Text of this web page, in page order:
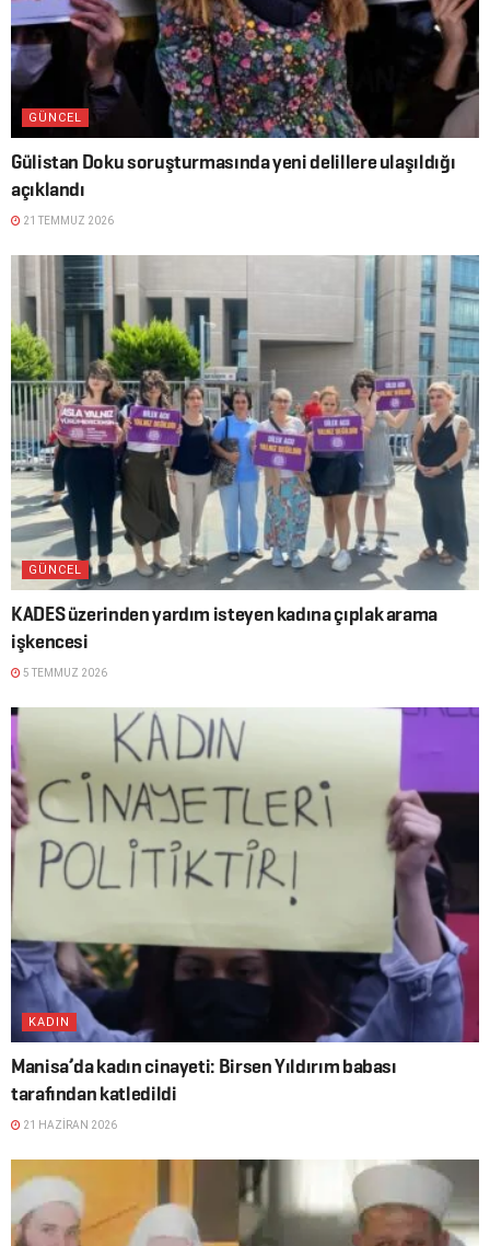
GÜNCEL
Gülistan Doku soruşturmasında yeni delillere ulaşıldığı
açıklandı
21 TEMMUZ 2026
GÜNCEL
KADES üzerinden yardım isteyen kadına çıplak arama
işkencesi
5 TEMMUZ 2026
KADIN
Manisa’da kadın cinayeti: Birsen Yıldırım babası
tarafından katledildi
21 HAZIRAN 2026